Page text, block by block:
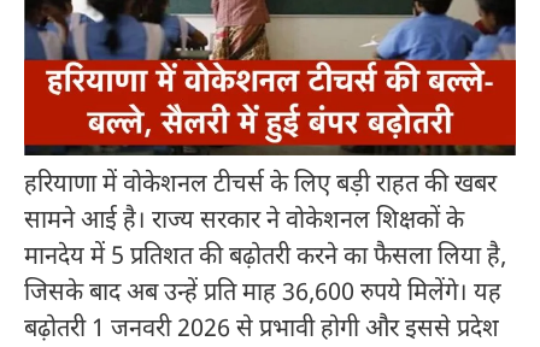
हरियाणा में वोकेशनल टीचर्स के लिए बड़ी राहत की खबर
सामने आई है। राज्य सरकार ने वोकेशनल शिक्षकों के
मानदेय में 5 प्रतिशत की बढ़ोतरी करने का फैसला लिया है,
जिसके बाद अब उन्हें प्रति माह 36,600 रुपये मिलेंगे। यह
बढ़ोतरी 1 जनवरी 2026 से प्रभावी होगी और इससे प्रदेश